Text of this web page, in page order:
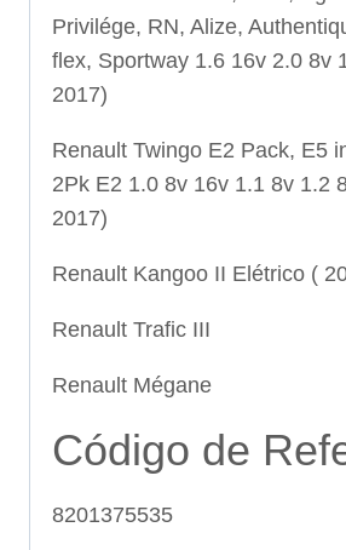
Privilége, RN, Alize,
flex, Sportway 1.6 16v 2.0 8v
2017)
Renault Twingo E2 Pack, E5
2Pk E2 1.0 8v 16v 1.1 8v 1.2
2017)
Renault Kangoo II Elétrico (
Renault Trafic III
Renault Mégane
Código de
8201375535